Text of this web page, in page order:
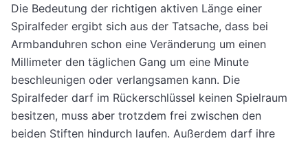
Die Bedeutung der richtigen aktiven Länge einer
Spiralfeder ergibt sich aus der Tatsache, dass bei
Armbanduhren schon eine Veränderung um einen
Millimeter den täglichen Gang um eine Minute
beschleunigen oder verlangsamen kann. Die
Spiralfeder darf im Rückerschlüssel keinen Spielraum
besitzen, muss aber trotzdem frei zwischen den
beiden Stiften hindurch laufen. Außerdem darf ihre